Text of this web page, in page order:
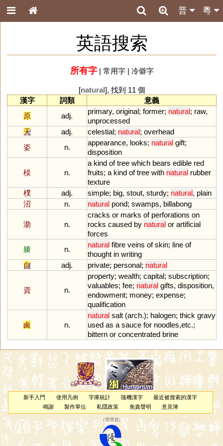
粵
普
英語搜索
所有字| 常用字| 冷僻字
[natural], 找到 11 個
漢字
詞類
意義
原
adj.
primary, original; former; natural; raw,
unprocessed
天
adj. celestial; natural; overhead
姿
n.
appearance, looks; natural gift;
disposition
棪 n.
a kind of tree which bears edible red
fruits; a kind of tree with natural rubber
texture
樸
adj. simple; big, stout, sturdy; natural, plain
沼
n. natural pond; swamps, billabong
泐 n.
cracks or marks of perforations on
rocks caused by natural or artificial
forces
腠
n.
natural fibre veins of skin; line of
thought in writing
自
adj. private; personal; natural
資 n.
property; wealth; capital; subscription;
valuables; fee; natural gifts, disposition,
endowment; money; expense;
qualification
鹵 n.
natural salt (arch.); halogen; thick gravy
used as a sauce for noodles,etc.;
bittern or concentrated brine
新手入門 使用凡例 字庫統計 隨機漢字
最近被搜索的漢字
鳴謝
製作單位 私隱政策 免責聲明 意見簿
（管理員 ）